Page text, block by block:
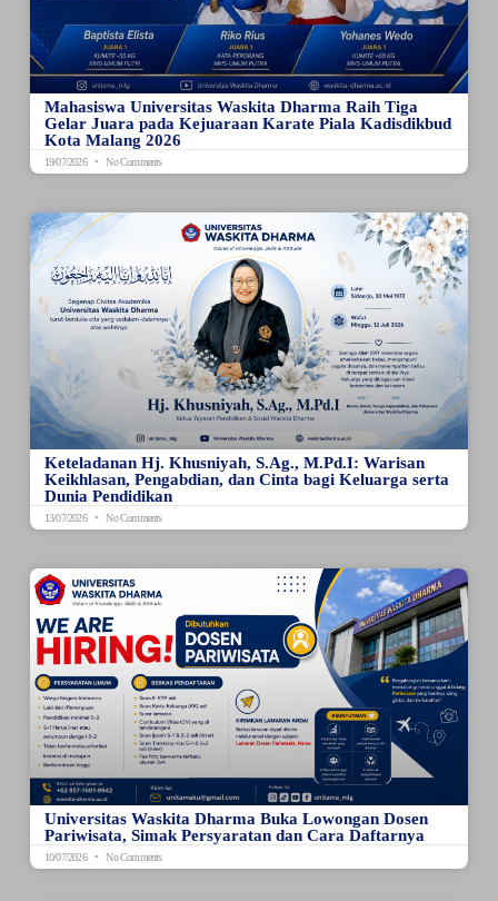
Mahasiswa Universitas Waskita Dharma Raih Tiga
Gelar Juara pada Kejuaraan Karate Piala Kadisdikbud
Kota Malang 2026
19/07/2026 No Comments
Keteladanan Hj. Khusniyah, S.Ag., M.Pd.I: Warisan
Keikhlasan, Pengabdian, dan Cinta bagi Keluarga serta
Dunia Pendidikan
13/07/2026 No Comments
Universitas Waskita Dharma Buka Lowongan Dosen
Pariwisata, Simak Persyaratan dan Cara Daftarnya
10/07/2026 No Comments